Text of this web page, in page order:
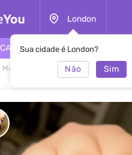
London
Sua cidade é London?
Não Sim
CABELO ROSTO TATUAGEM
Manicure Manicure #50129